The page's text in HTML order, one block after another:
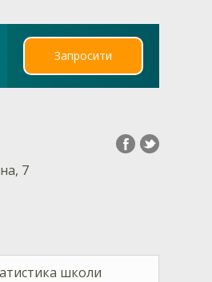
Запросити
7
школи